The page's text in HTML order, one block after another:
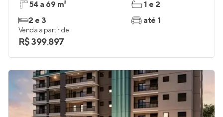
54 a 69 m²
2 e 3
1 e 2
até 1
Venda a partir de
R$ 399.897